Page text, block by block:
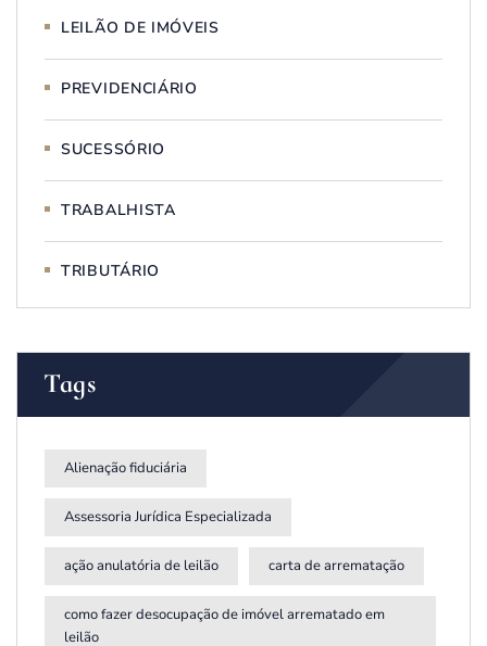
LEILÃO DE IMÓVEIS
PREVIDENCIÁRIO
SUCESSÓRIO
TRABALHISTA
TRIBUTÁRIO
Tags
Alienação fiduciária
Assessoria Jurídica Especializada
ação anulatória de leilão carta de arrematação
como fazer desocupação de imóvel arrematado em
leilão